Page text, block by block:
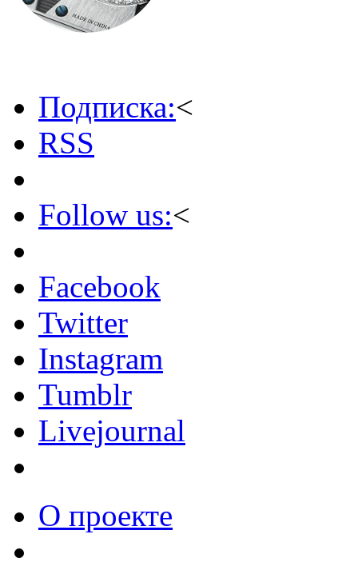
Подписка:<
RSS
Follow us:<
Facebook
Twitter
Instagram
Tumblr
Livejournal
О проекте